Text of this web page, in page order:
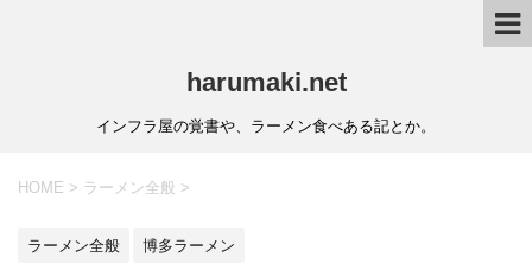
harumaki.net
インフラ屋の覚書や、ラーメン食べある記とか。
HOME > ラーメン全般 >
ラーメン全般 博多ラーメン